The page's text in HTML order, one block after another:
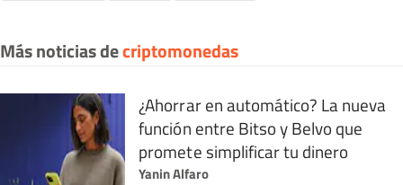
Más noticias decriptomonedas
¿Ahorrar en automático? La nueva
función entre Bitso y Belvo que
promete simplificar tu dinero
Yanin Alfaro